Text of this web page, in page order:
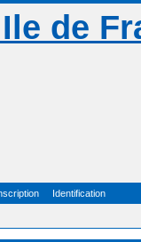
de
Identification